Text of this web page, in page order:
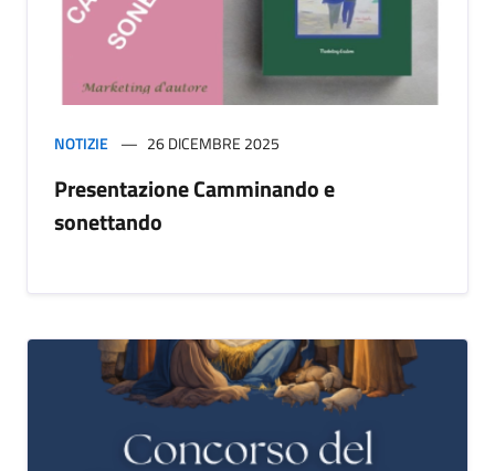
NOTIZIE 26 DICEMBRE 2025
Presentazione Camminando e
sonettando